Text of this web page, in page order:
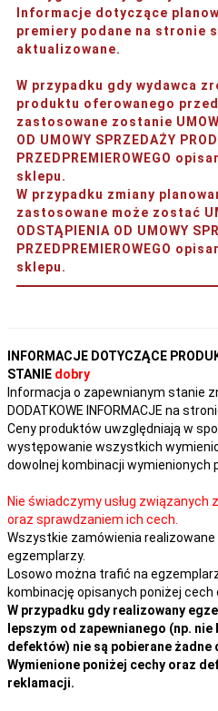
Informacje dotyczące
premiery podane na stronie
aktualizowane.
W przypadku gdy wydawca
produktu oferowanego
zastosowane zostanie
OD UMOWY SPRZEDAŻY
PRZEDPREMIEROWEGO
sklepu.
W przypadku zmiany
zastosowane może zostać
ODSTĄPIENIA OD UMOWY
PRZEDPREMIEROWEGO
sklepu.
INFORMACJE DOTYCZĄCE
STANIE dobry
Informacja o zapewnianym stanie
DODATKOWE INFORMACJE na
Ceny produktów uwzględniają w
występowanie wszystkich
dowolnej kombinacji wymienionych
Nie świadczymy usług związanych
oraz sprawdzaniem ich cech.
Wszystkie zamówienia
egzemplarzy.
Losowo można trafić na
kombinację opisanych poniżej cech
W przypadku gdy realizowany
lepszym od zapewnianego (np. nie
defektów) nie są pobierane żadne
Wymienione poniżej cechy oraz
reklamacji.